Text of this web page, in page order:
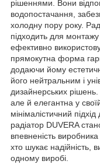
рішеннями. Вони
водопостачання,
холодну пору року.
підходить для
ефективно
прямокутна форма
додаючи йому
його нейтральним і
дизайнерських
але й елегантна у
мінімалістичний
радіатор DUVERA
впевненість
хто шукає надійність,
одному виробі.